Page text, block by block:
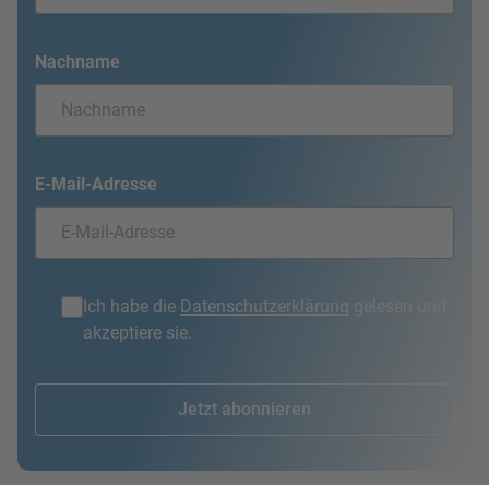
Nachname
E-Mail-Adresse
Ich habe die Datenschutzerklärung gelesen und
akzeptiere sie.
Jetzt abonnieren